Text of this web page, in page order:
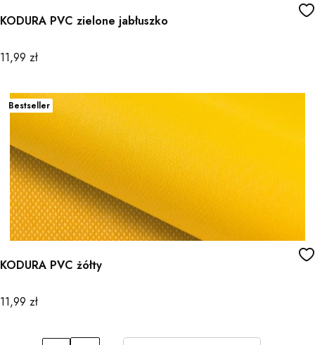
KODURA PVC zielone jabłuszko
Cena
11,99 zł
Bestseller
KODURA PVC żółty
Cena
11,99 zł